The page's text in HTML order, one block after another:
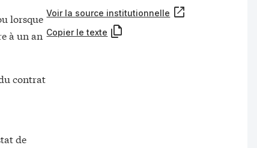
lorsque
à un an
contrat
de
Voir la source institutionnelle
Copier le texte